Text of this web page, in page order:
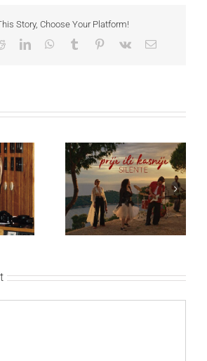
Story, Choose Your Platform!
RedditLinkedInWhatsApp
Tumblr Pinterest
Vk Email
Silente objavio novi
singl “Prije ili kasnije”